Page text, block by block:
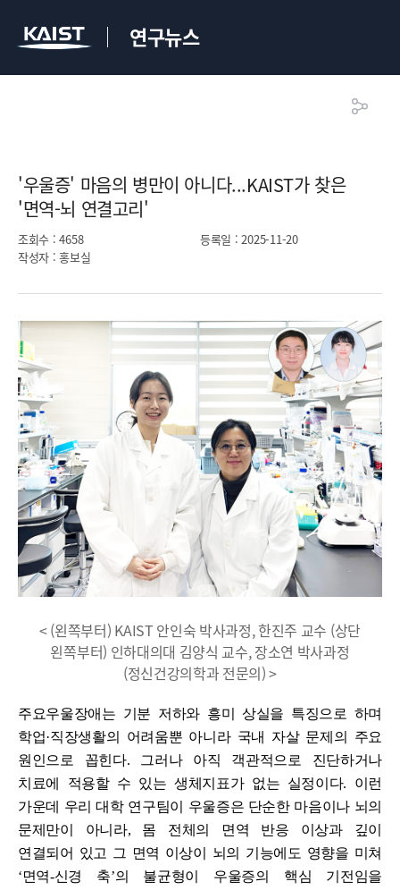
연구뉴스
'우울증' 마음의 병만이 아니다...KAIST가 찾은
'면역-뇌 연결고리'​
조회수 : 4658 등록일 : 2025-11-20
작성자 : 홍보실
< (왼쪽부터) KAIST 안인숙 박사과정, 한진주 교수 (상단
왼쪽부터) 인하대의대 김양식 교수, 장소연 박사과정
(정신건강의학과 전문의) >
주요우울장애는 기분 저하와 흥미 상실을 특징으로 하며
학업·직장생활의 어려움뿐 아니라 국내 자살 문제의 주요
원인으로 꼽힌다. 그러나 아직 객관적으로 진단하거나
치료에 적용할 수 있는 생체지표가 없는 실정이다. 이런
가운데 우리 대학 연구팀이 우울증은 단순한 마음이나 뇌의
문제만이 아니라, 몸 전체의 면역 반응 이상과 깊이
연결되어 있고 그 면역 이상이 뇌의 기능에도 영향을 미쳐
‘면역-신경 축’의 불균형이 우울증의 핵심 기전임을